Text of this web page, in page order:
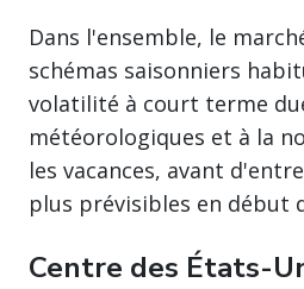
Dans l'ensemble, le
schémas saisonniers
volatilité à court terme
météorologiques et à la
les vacances, avant
plus prévisibles en début
Centre des États-